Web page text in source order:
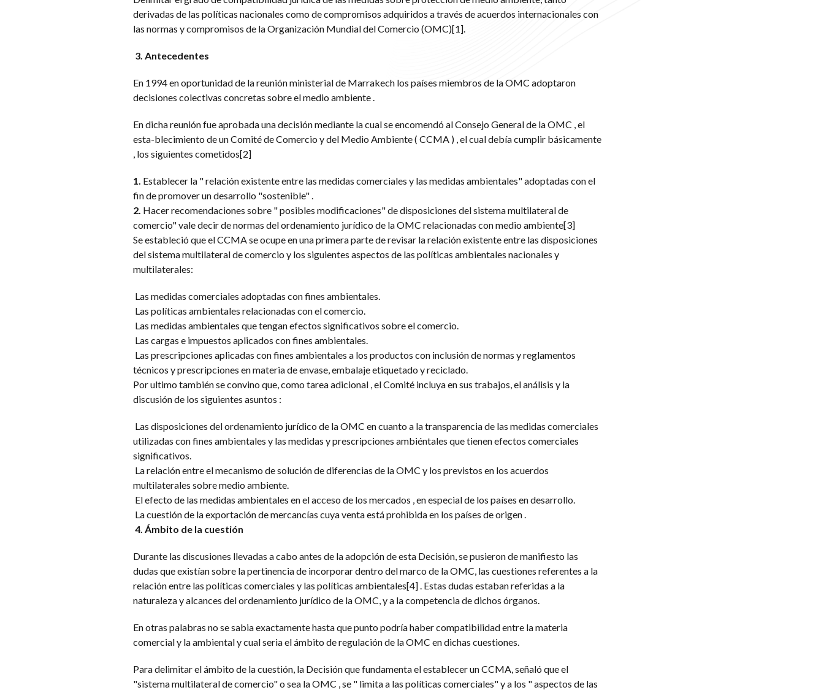
derivadas de las políticas nacionales como de compromisos adquiridos a través de acuerdos internacionales con
las normas y compromisos de la Organización Mundial del Comercio (OMC)[1].
3. Antecedentes
En 1994 en oportunidad de la reunión ministerial de Marrakech los países miembros de la OMC adoptaron
decisiones colectivas concretas sobre el medio ambiente .
En dicha reunión fue aprobada una decisión mediante la cual se encomendó al Consejo General de la OMC , el
esta-blecimiento de un Comité de Comercio y del Medio Ambiente ( CCMA ) , el cual debía cumplir básicamente
, los siguientes cometidos[2]
1. Establecer la " relación existente entre las medidas comerciales y las medidas ambientales" adoptadas con el
fin de promover un desarrollo "sostenible" .
2. Hacer recomendaciones sobre " posibles modificaciones" de disposiciones del sistema multilateral de
comercio" vale decir de normas del ordenamiento jurídico de la OMC relacionadas con medio ambiente[3]
Se estableció que el CCMA se ocupe en una primera parte de revisar la relación existente entre las disposiciones
del sistema multilateral de comercio y los siguientes aspectos de las políticas ambientales nacionales y
multilaterales:
Las medidas comerciales adoptadas con fines ambientales.
Las políticas ambientales relacionadas con el comercio.
Las medidas ambientales que tengan efectos significativos sobre el comercio.
Las cargas e impuestos aplicados con fines ambientales.
Las prescripciones aplicadas con fines ambientales a los productos con inclusión de normas y reglamentos
técnicos y prescripciones en materia de envase, embalaje etiquetado y reciclado.
Por ultimo también se convino que, como tarea adicional , el Comité incluya en sus trabajos, el análisis y la
discusión de los siguientes asuntos :
Las disposiciones del ordenamiento jurídico de la OMC en cuanto a la transparencia de las medidas comerciales
utilizadas con fines ambientales y las medidas y prescripciones ambiéntales que tienen efectos comerciales
significativos.
La relación entre el mecanismo de solución de diferencias de la OMC y los previstos en los acuerdos
multilaterales sobre medio ambiente.
El efecto de las medidas ambientales en el acceso de los mercados , en especial de los países en desarrollo.
La cuestión de la exportación de mercancías cuya venta está prohibida en los países de origen .
4. Ámbito de la cuestión
Durante las discusiones llevadas a cabo antes de la adopción de esta Decisión, se pusieron de manifiesto las
dudas que existían sobre la pertinencia de incorporar dentro del marco de la OMC, las cuestiones referentes a la
relación entre las políticas comerciales y las políticas ambientales[4] . Estas dudas estaban referidas a la
naturaleza y alcances del ordenamiento jurídico de la OMC, y a la competencia de dichos órganos.
En otras palabras no se sabia exactamente hasta que punto podría haber compatibilidad entre la materia
comercial y la ambiental y cual seria el ámbito de regulación de la OMC en dichas cuestiones.
Para delimitar el ámbito de la cuestión, la Decisión que fundamenta el establecer un CCMA, señaló que el
"sistema multilateral de comercio" o sea la OMC , se " limita a las políticas comerciales" y a los " aspectos de las